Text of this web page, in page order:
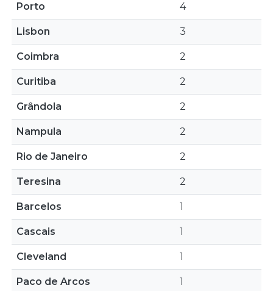
Porto 4
Lisbon 3
Coimbra 2
Curitiba 2
Grândola 2
Nampula 2
Rio de Janeiro 2
Teresina 2
Barcelos 1
Cascais 1
Cleveland 1
Paco de Arcos 1